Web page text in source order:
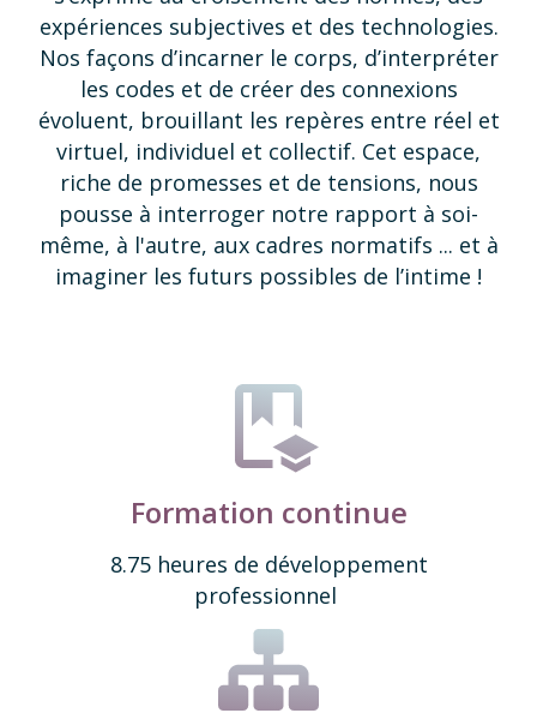
expériences subjectives et des technologies.
Nos façons d’incarner le corps, d’interpréter
les codes et de créer des connexions
évoluent, brouillant les repères entre réel et
virtuel, individuel et collectif. Cet espace,
riche de promesses et de tensions, nous
pousse à interroger notre rapport à soi-
même, à l'autre, aux cadres normatifs ... et à
imaginer les futurs possibles de l’intime !
Formation continue
8.75 heures de développement
professionnel